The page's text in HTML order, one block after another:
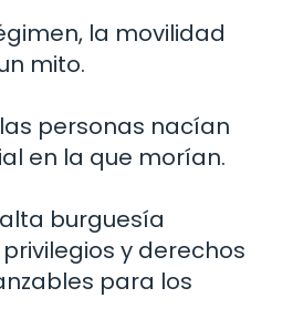
la movilidad
mito.
personas nacían
en la que morían.
burguesía
y derechos
para los